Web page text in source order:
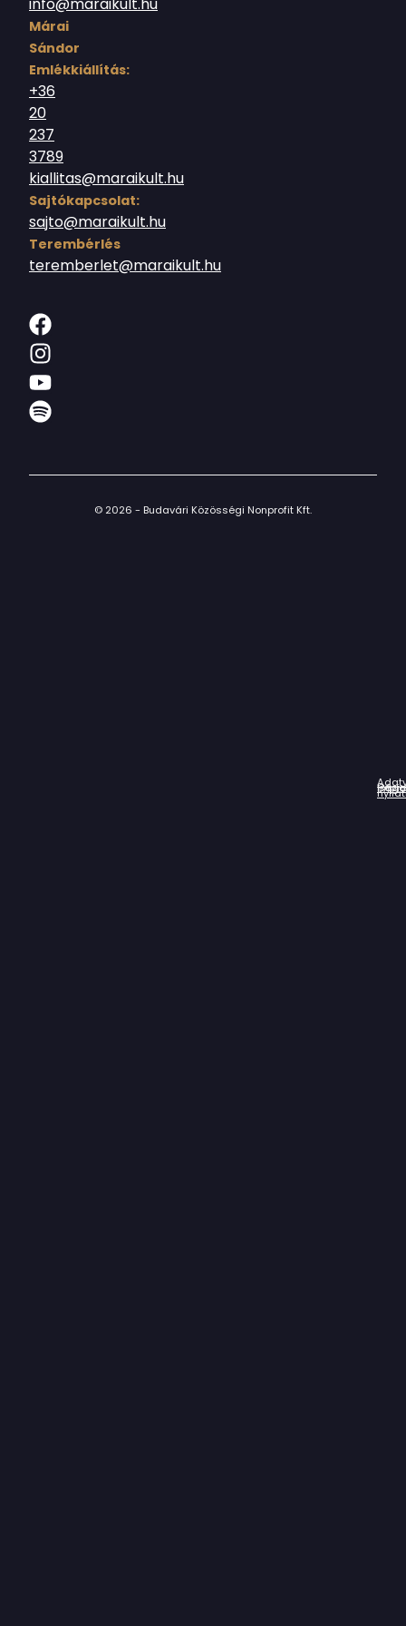
Márai
Sándor
Emlékkiállítás:
+36
20
237
3789
kiallitas@maraikult.hu
Sajtókapcsolat:
sajto@maraikult.hu
Terembérlés
teremberlet@maraikult.hu
© 2026 - Budavári Közösségi Nonprofit Kft.